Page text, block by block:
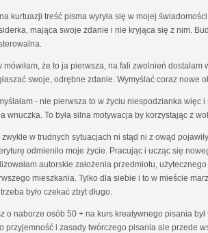
kurtuazji treść pisma wyryła się w mojej
mająca swoje zdanie i nie kryjąca się z nim.
mówiłam, że to ja pierwsza, na fali zwolnień
swoje, odrębne zdanie. Wymyślać coraz nowe
- nie pierwsza to w życiu niespodzianka
wnuczka. To była silna motywacja by korzystając z
zwykle w trudnych sytuacjach ni stąd ni z owąd
odmieniło moje życie. Pracując i ucząc się
autorskie założenia przedmiotu,
mieszkania. Tylko dla siebie i to w mieście
było czekać zbyt długo.
o naborze osób 50 + na kurs kreatywnego pisania
przyjemność i zasady twórczego pisania ale przede